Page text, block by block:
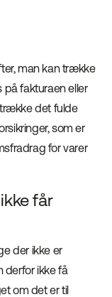
man kan trække
på fakturaen eller
trække det fulde
som er
for varer
får
der ikke er
derfor ikke få
om det er til